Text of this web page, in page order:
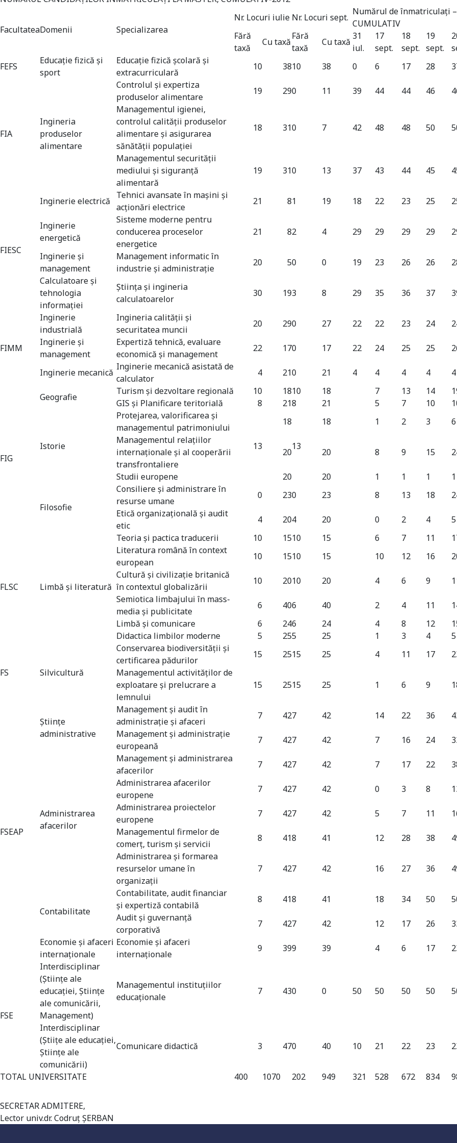
FacultateaDomenii Specializarea
Nr. Locuri iulie Nr. Locuri sept.
Numărul de înmatriculați –
CUMULATIV
Fără
taxă
Cu taxă
Fără
taxă
Cu taxă
31
iul.
17
sept.
18
sept.
19
sept.
FEFS
Educație fizică și
sport
Educație fizică școlară și
extracurriculară
10 3810 38 0 6 17 28
FIA
Ingineria
produselor
alimentare
Controlul şi expertiza
produselor alimentare
19 290 11 39 44 44 46
Managementul igienei,
controlul calităţii produselor
alimentare şi asigurarea
sănătăţii populaţiei
18 310 7 42 48 48 50
Managementul securității
mediului și siguranță
alimentară
19 310 13 37 43 44 45
FIESC
Inginerie electrică
Tehnici avansate în maşini şi
acţionări electrice
21 81 19 18 22 23 25
Inginerie
energetică
Sisteme moderne pentru
conducerea proceselor
energetice
21 82 4 29 29 29 29
Inginerie şi
management
Management informatic în
industrie şi administraţie
20 50 0 19 23 26 26
Calculatoare și
tehnologia
informației
Ştiinţa şi ingineria
calculatoarelor
30 193 8 29 35 36 37
FIMM
Inginerie
industrială
Ingineria calității și
securitatea muncii
20 290 27 22 22 23 24
Inginerie şi
management
Expertiză tehnică, evaluare
economică și management
22 170 17 22 24 25 25
Inginerie mecanică
Inginerie mecanică asistată de
calculator
4 210 21 4 4 4 4 4
FIG
Geografie
Turism şi dezvoltare regională 10 1810 18 7 13 14
GIS şi Planificare teritorială
8 218 21 5 7 10
Istorie
Protejarea, valorificarea şi
managementul patrimoniului
13
18
13
18 1 2 3
6
Managementul relaţiilor
internaţionale şi al cooperării
transfrontaliere
20 20 8 9 15
Studii europene 20 20 1 1 1 1
Filosofie
Consiliere şi administrare în
resurse umane
0 230 23 8 13 18
Etică organizaţională şi audit
etic
4 204 20 0 2 4 5
FLSC Limbă și literatură
Teoria şi pactica traducerii 10 1510 15 6 7 11
Literatura română în context
european
10 1510 15 10 12 16
Cultură şi civilizaţie britanică
în contextul globalizării
10 2010 20 4 6 9
Semiotica limbajului în mass-
media şi publicitate
6 406 40 2 4 11
Limbă şi comunicare
6 246 24 4 8 12
Didactica limbilor moderne
5 255 25 1 3 4 5
FS Silvicultură
Conservarea biodiversităţii şi
certificarea pădurilor
15 2515 25 4 11 17
Managementul activităţilor de
exploatare şi prelucrare a
lemnului
15 2515 25 1 6 9
FSEAP
Ştiinţe
administrative
Management şi audit în
administrație și afaceri
7 427 42 14 22 36
Management și administrație
europeană
7 427 42 7 16 24
Administrarea
afacerilor
Management şi administrarea
afacerilor
7 427 42 7 17 22
Administrarea afacerilor
europene
7 427 42 0 3 8
Administrarea proiectelor
europene
7 427 42 5 7 11
Managementul firmelor de
comerţ, turism şi servicii
8 418 41 12 28 38
Administrarea şi formarea
resurselor umane în
organizaţii
7 427 42 16 27 36
Contabilitate
Contabilitate, audit financiar
și expertiză contabilă
8 418 41 18 34 50
Audit și guvernanță
corporativă
7 427 42 12 17 26
Economie și afaceri
internaționale
Economie şi afaceri
internaționale
9 399 39 4 6 17
FSE
Interdisciplinar
(Științe ale
educației, Științe
ale comunicării,
Management)
Managementul instituţiilor
educaţionale
7 430 0 50 50 50 50
Interdisciplinar
(Știițe ale educației,
Științe ale
comunicării)
Comunicare didactică 3 470 40 10 21 22 23
TOTAL UNIVERSITATE 400 1070 202 949 321 528 672 834
SECRETAR ADMITERE,
Lector univ.dr. Codruț ȘERBAN
Universitate acreditată
Grad de încredere ridicat